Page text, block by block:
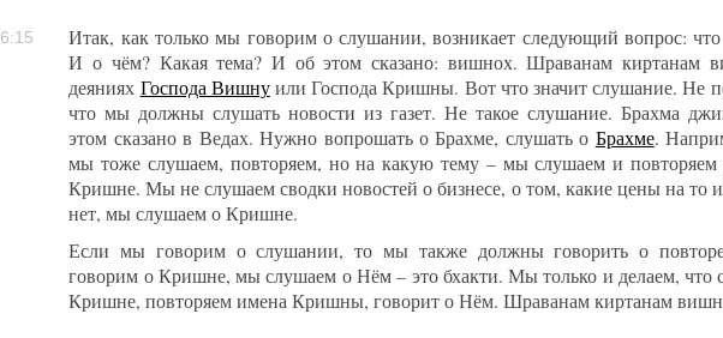
Итак, как только мы говорим о слушании, возникает следующий вопрос:
И о чём? Какая тема? И об этом сказано: вишнох. Шраванам киртанам
деяниях Господа Вишнуили Господа Кришны. Вот что значит слушание. Не
что мы должны слушать новости из газет. Не такое слушание. Брахма
этом сказано в Ведах. Нужно вопрошать о Брахме, слушать о Брахме.
мы тоже слушаем, повторяем, но на какую тему – мы слушаем и
Кришне. Мы не слушаем сводки новостей о бизнесе, о том, какие цены на то
нет, мы слушаем о Кришне.
Если мы говорим о слушании, то мы также должны говорить о
говорим о Кришне, мы слушаем о Нём – это бхакти. Мы только и делаем, что
Кришне, повторяем имена Кришны, говорит о Нём. Шраванам киртанам